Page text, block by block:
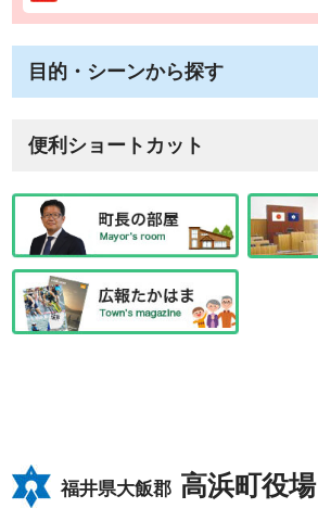
目的・シーンから探す
便利ショートカット
福井県大飯郡 高浜町役場